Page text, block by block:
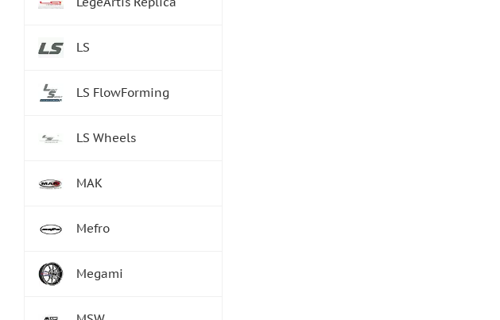
LS
LS FlowForming
LS Wheels
MAK
Mefro
Megami